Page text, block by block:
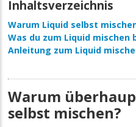
Inhaltsverzeichnis
Warum Liquid selbst
Was du zum Liquid mischen
Anleitung zum Liquid
Warum
selbst mischen?